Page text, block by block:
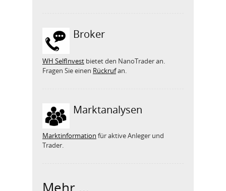
Broker
WH SelfInvest bietet den NanoTrader an.
Fragen Sie einen Rückrufan.
Marktanalysen
Marktinformation für aktive Anleger und
Trader.